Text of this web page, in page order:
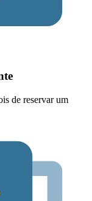
de reservar um